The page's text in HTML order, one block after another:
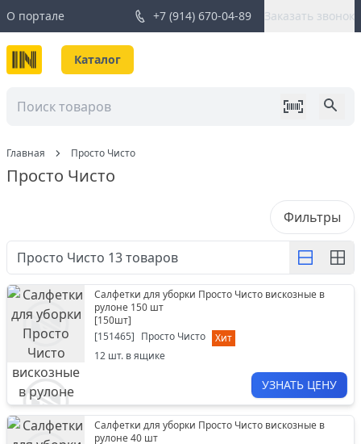
О портале +7 (914) 670-04-89 Заказать звонок
Каталог
Главная Просто Чисто
Просто Чисто
Фильтры
Просто Чисто 13товаров
Салфетки для уборки Просто Чисто вискозные в
рулоне 150 шт
[150шт]
[151465] Просто Чисто
Хит
12 шт. в ящике
УЗНАТЬ ЦЕНУ
Салфетки для уборки Просто Чисто вискозные в
рулоне 40 шт